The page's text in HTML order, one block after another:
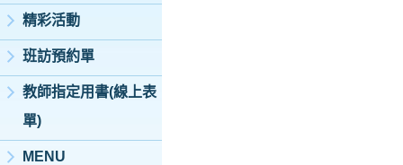
精彩活動
班訪預約單
教師指定用書(線上表
單)
MENU